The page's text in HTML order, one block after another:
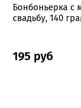
Бонбоньерка с
свадьбу, 140
195 руб